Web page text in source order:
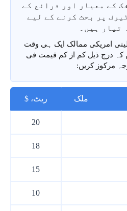
کے معیار اور ذرائع کے
پر بحث کرنے کے لیے
تیار ہیں۔
امریکی ممالک ایک ہی وقت
کہ درج ذیل کم از کم قیمت فی
مرکوز کریں:
ملک ریٹ، $
20
18
15
10